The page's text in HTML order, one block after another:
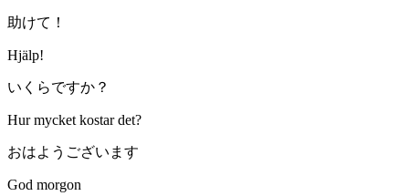
助けて！
Hjälp!
いくらですか？
Hur mycket kostar det?
おはようございます
God morgon